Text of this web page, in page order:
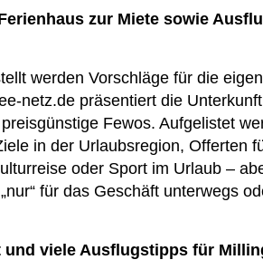
zur Miete sowie
werden Vorschläge für die
netz.de präsentiert die
Fewos. Aufgelistet
in der Urlaubsregion, Offerten
oder Sport im Urlaub –
für das Geschäft unterwegs
viele Ausflugstipps für